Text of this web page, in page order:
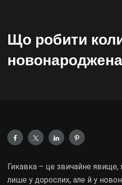
Що робити
Гикавка – це звичайне явище,
лише у дорослих, але й у